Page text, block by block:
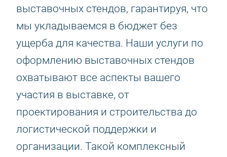
выставочных стендов, гарантируя, что
мы укладываемся в бюджет без
ущерба для качества. Наши услуги по
оформлению выставочных стендов
охватывают все аспекты вашего
участия в выставке, от
проектирования и строительства до
логистической поддержки и
организации. Такой комплексный